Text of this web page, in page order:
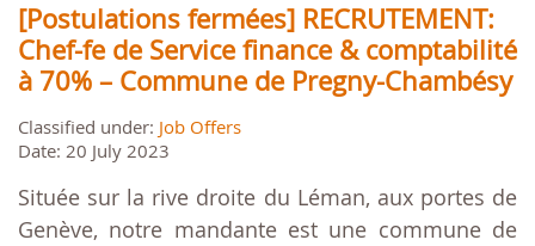
[Postulations fermées] RECRUTEMENT:
Chef-fe de Service finance & comptabilité
à 70% – Commune de Pregny-Chambésy
Classified under: Job Offers
Date: 20 July 2023
Située sur la rive droite du Léman, aux portes de
Genève, notre mandante est une commune de